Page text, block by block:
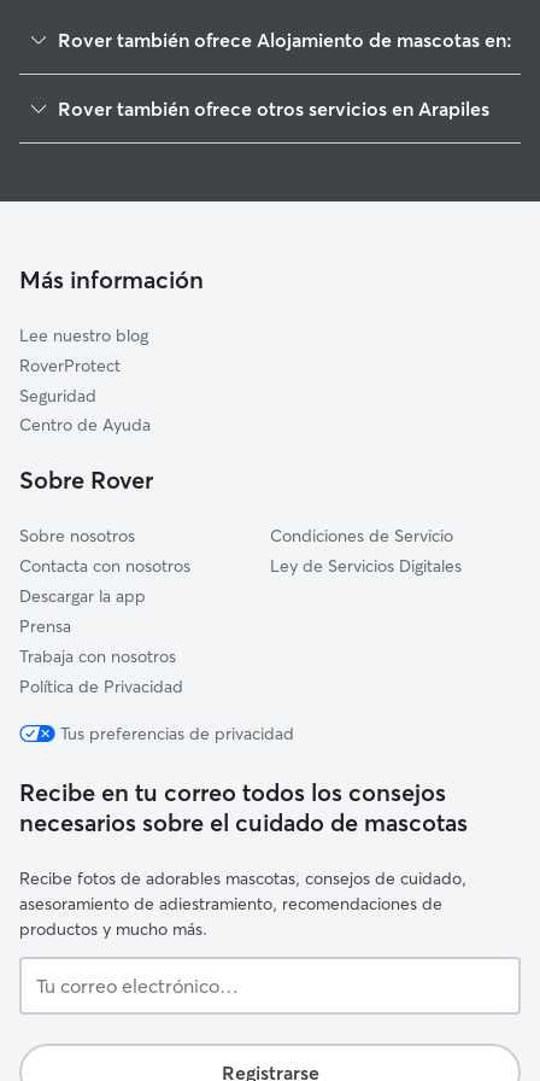
Rover también ofrece Alojamiento de mascotas en:
Salamanca
Terradillos
Carrascal de Barregas
Machacón
Aldealengua
Castellanos de Moriscos
Rover también ofrece otros servicios en Arapiles
Cuidadores a domicilio en Arapiles
Más información
Lee nuestro blog
RoverProtect
Seguridad
Centro de Ayuda
Sobre Rover
Sobre nosotros
Contacta con nosotros
Descargar la app
Prensa
Trabaja con nosotros
Política de Privacidad
Condiciones de Servicio
Ley de Servicios Digitales
Tus preferencias de privacidad
Recibe en tu correo todos los consejos
necesarios sobre el cuidado de mascotas
Recibe fotos de adorables mascotas, consejos de cuidado,
asesoramiento de adiestramiento, recomendaciones de
productos y mucho más.
correo
Registrarse